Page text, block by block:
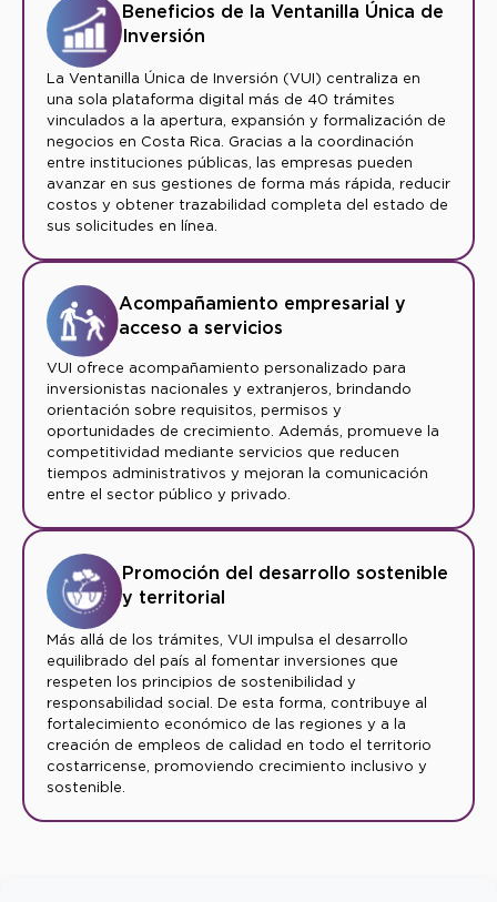
Beneficios de la Ventanilla Única de
Inversión
La Ventanilla Única de Inversión (VUI) centraliza en
una sola plataforma digital más de 40 trámites
vinculados a la apertura, expansión y formalización de
negocios en Costa Rica. Gracias a la coordinación
entre instituciones públicas, las empresas pueden
avanzar en sus gestiones de forma más rápida, reducir
costos y obtener trazabilidad completa del estado de
sus solicitudes en línea.
Acompañamiento empresarial y
acceso a servicios
VUI ofrece acompañamiento personalizado para
inversionistas nacionales y extranjeros, brindando
orientación sobre requisitos, permisos y
oportunidades de crecimiento. Además, promueve la
competitividad mediante servicios que reducen
tiempos administrativos y mejoran la comunicación
entre el sector público y privado.
Promoción del desarrollo sostenible
y territorial
Más allá de los trámites, VUI impulsa el desarrollo
equilibrado del país al fomentar inversiones que
respeten los principios de sostenibilidad y
responsabilidad social. De esta forma, contribuye al
fortalecimiento económico de las regiones y a la
creación de empleos de calidad en todo el territorio
costarricense, promoviendo crecimiento inclusivo y
sostenible.